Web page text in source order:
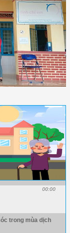
00:00
trong mùa dịch